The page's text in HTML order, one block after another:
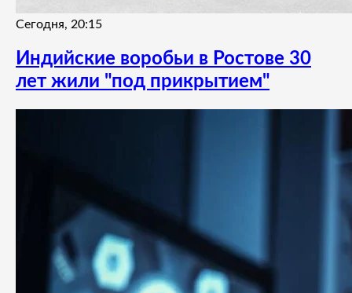
Сегодня, 20:15
Индийские воробьи в Ростове 30
лет жили "под прикрытием"